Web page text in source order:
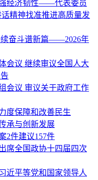
经济韧性——代表委员
精神找准推进高质量发
续奋斗谱新篇——2026年
会议 继续审议全国人大
会议 审议关于政府工作
度保障和改善民生
承与创新发展
2件建议157件
席全国政协十四届四次
近平等党和国家领导人